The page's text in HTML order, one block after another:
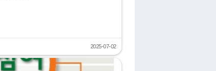
2025-07-02